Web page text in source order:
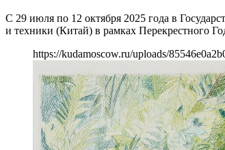
С 29 июля по 12 октября 2025 года в
и техники (Китай) в рамках Перекрестного
https://kudamoscow.ru/uploads/